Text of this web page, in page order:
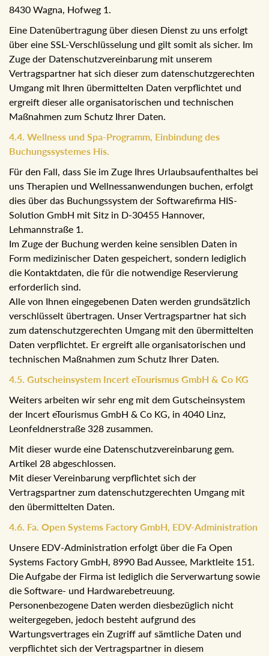
8430 Wagna, Hofweg 1.
Eine Datenübertragung über diesen Dienst zu uns erfolgt
über eine SSL-Verschlüsselung und gilt somit als sicher. Im
Zuge der Datenschutzvereinbarung mit unserem
Vertragspartner hat sich dieser zum datenschutzgerechten
Umgang mit Ihren übermittelten Daten verpflichtet und
ergreift dieser alle organisatorischen und technischen
Maßnahmen zum Schutz Ihrer Daten.
4.4. Wellness und Spa-Programm, Einbindung des
Buchungssystemes His.
Für den Fall, dass Sie im Zuge Ihres Urlaubsaufenthaltes bei
uns Therapien und Wellnessanwendungen buchen, erfolgt
dies über das Buchungssystem der Softwarefirma HIS-
Solution GmbH mit Sitz in D-30455 Hannover,
Lehmannstraße 1.
Im Zuge der Buchung werden keine sensiblen Daten in
Form medizinischer Daten gespeichert, sondern lediglich
die Kontaktdaten, die für die notwendige Reservierung
erforderlich sind.
Alle von Ihnen eingegebenen Daten werden grundsätzlich
verschlüsselt übertragen. Unser Vertragspartner hat sich
zum datenschutzgerechten Umgang mit den übermittelten
Daten verpflichtet. Er ergreift alle organisatorischen und
technischen Maßnahmen zum Schutz Ihrer Daten.
4.5. Gutscheinsystem Incert eTourismus GmbH & Co KG
Weiters arbeiten wir sehr eng mit dem Gutscheinsystem
der Incert eTourismus GmbH & Co KG, in 4040 Linz,
Leonfeldnerstraße 328 zusammen.
Mit dieser wurde eine Datenschutzvereinbarung gem.
Artikel 28 abgeschlossen.
Mit dieser Vereinbarung verpflichtet sich der
Vertragspartner zum datenschutzgerechten Umgang mit
den übermittelten Daten.
4.6. Fa. Open Systems Factory GmbH, EDV-Administration
Unsere EDV-Administration erfolgt über die Fa Open
Systems Factory GmbH, 8990 Bad Aussee, Marktleite 151.
Die Aufgabe der Firma ist lediglich die Serverwartung sowie
die Software- und Hardwarebetreuung.
Personenbezogene Daten werden diesbezüglich nicht
weitergegeben, jedoch besteht aufgrund des
Wartungsvertrages ein Zugriff auf sämtliche Daten und
verpflichtet sich der Vertragspartner in diesem